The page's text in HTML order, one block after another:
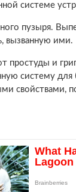
системе
пузыря.
вызванную ими.
простуды и
систему
свойствами,